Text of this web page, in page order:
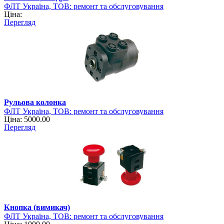
ФЛТ Україна, ТОВ: ремонт та обслуговування
навантажувально-розвантажувальної техніки
Ціна:
Перегляд
Рульова колонка
ФЛТ Україна, ТОВ: ремонт та обслуговування
навантажувально-розвантажувальної техніки
Ціна: 5000.00
Перегляд
Кнопка (вимикач)
ФЛТ Україна, ТОВ: ремонт та обслуговування